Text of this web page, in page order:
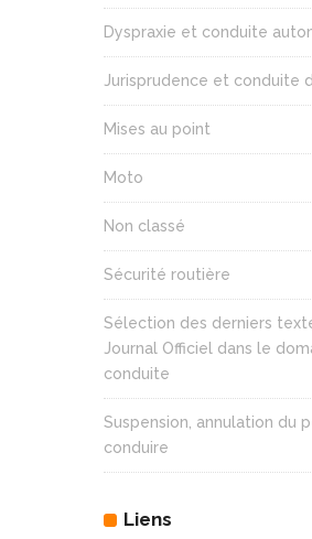
Dyspraxie et conduite
Jurisprudence et conduite
Mises au point
Moto
Non classé
Sécurité routière
Sélection des derniers
Journal Officiel dans le
conduite
Suspension, annulation du
conduire
Liens